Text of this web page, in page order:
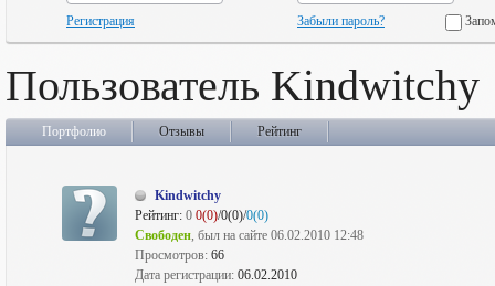
Регистрация
Забыли пароль?
Пользователь Kindwitchy
Портфолио Отзывы Рейтинг
Kindwitchy
Рейтинг: 0 0(0)/0(0)/0(0)
Свободен, был на сайте 06.02.2010 12:48
Просмотров: 66
Дата регистрации: 06.02.2010